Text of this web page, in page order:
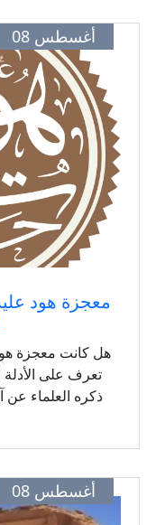
أغسطس 08
معجزة هود
هل كانت معجزة
تعرف على الأدلة
ذكره العلماء عن
أغسطس 08